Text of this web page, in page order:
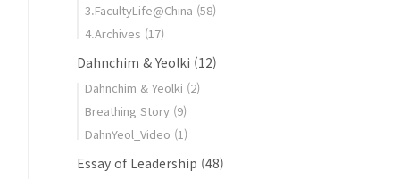
unhappy_at_work_f.html
3.FacultyLife@China (58)
4.Archives (17)
Dahnchim & Yeolki (12)
Dahnchim & Yeolki (2)
Breathing Story (9)
DahnYeol_Video (1)
Essay of Leadership (48)